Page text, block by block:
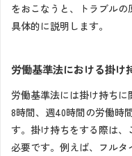
をおこなうと、トラブルの
具体的に説明します。
労働基準法における掛け
労働基準法には掛け持ち
8時間、週40時間の労働時
す。掛け持ちをする際は
必要です。例えば、フル